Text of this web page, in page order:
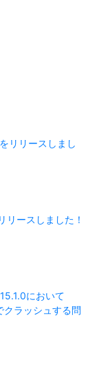
リリースしまし
リースしました！
において
ラッシュする問